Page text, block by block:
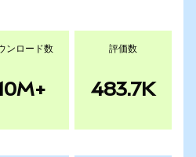
ンロード数 評価数
483.7K